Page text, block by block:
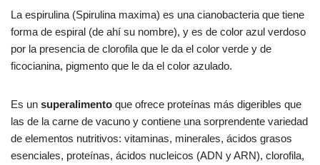
La espirulina (Spirulina maxima) es una cianobacteria que tiene
forma de espiral (de ahí su nombre), y es de color azul verdoso
por la presencia de clorofila que le da el color verde y de
ficocianina, pigmento que le da el color azulado.
Es un superalimento que ofrece proteínas más digeribles que
las de la carne de vacuno y contiene una sorprendente variedad
de elementos nutritivos: vitaminas, minerales, ácidos grasos
esenciales, proteínas, ácidos nucleicos (ADN y ARN), clorofila,